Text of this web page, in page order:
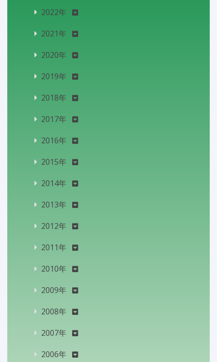
2022年
2021年
2020年
2019年
2018年
2017年
2016年
2015年
2014年
2013年
2012年
2011年
2010年
2009年
2008年
2007年
2006年